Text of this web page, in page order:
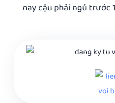
nay cậu phải ngủ trước